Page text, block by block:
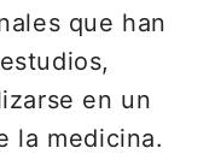
que han
en un
la medicina.